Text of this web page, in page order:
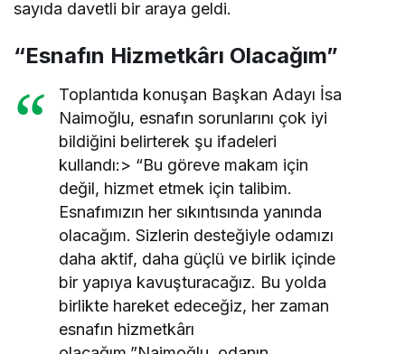
sayıda davetli bir araya geldi.
“Esnafın Hizmetkârı Olacağım”
Toplantıda konuşan Başkan Adayı İsa
Naimoğlu, esnafın sorunlarını çok iyi
bildiğini belirterek şu ifadeleri
kullandı:> “Bu göreve makam için
değil, hizmet etmek için talibim.
Esnafımızın her sıkıntısında yanında
olacağım. Sizlerin desteğiyle odamızı
daha aktif, daha güçlü ve birlik içinde
bir yapıya kavuşturacağız. Bu yolda
birlikte hareket edeceğiz, her zaman
esnafın hizmetkârı